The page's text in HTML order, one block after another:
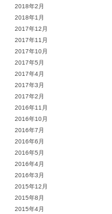
2018年2月
2018年1月
2017年12月
2017年11月
2017年10月
2017年5月
2017年4月
2017年3月
2017年2月
2016年11月
2016年10月
2016年7月
2016年6月
2016年5月
2016年4月
2016年3月
2015年12月
2015年8月
2015年4月